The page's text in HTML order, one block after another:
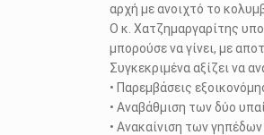
αρχή με ανοιχτό το
Ο κ. Χατζημαργαρίτης
μπορούσε να γίνει, με
Συγκεκριμένα αξίζει να
• Παρεμβάσεις
• Αναβάθμιση των δύο
• Ανακαίνιση των